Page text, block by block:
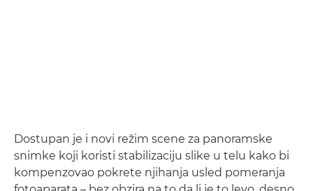
Dostupan je i novi režim scene za panoramske
snimke koji koristi stabilizaciju slike u telu kako bi
kompenzovao pokrete njihanja usled pomeranja